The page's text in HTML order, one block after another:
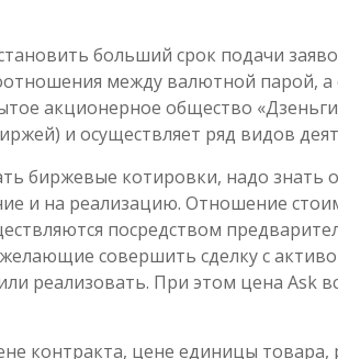
больший срок подачи
между валютной парой,
акционерное общество
и осуществляет ряд видов
биржевые котировки, надо знать
и на реализацию. Отношение
посредством
совершить сделку с
реализовать. При этом цена Ask
контракта, цене единицы товара,